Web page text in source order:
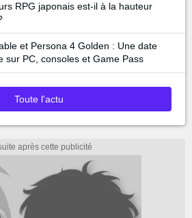
RPG japonais est-il à la hauteur
et Persona 4 Golden : Une date
sur PC, consoles et Game Pass
Toute l'actu